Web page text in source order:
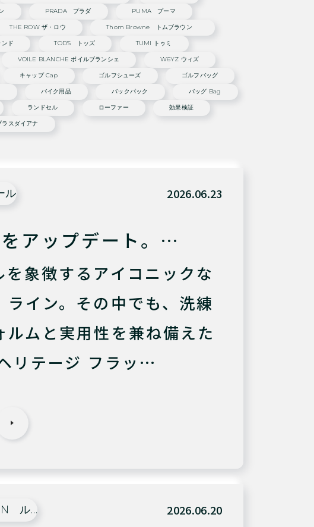
PRADA プラダ PUMA プーマ
THE ROW ザ・ロウ Thom Browne トムブラウン
ド TOD'S トッズ TUMI トゥミ
VOILE BLANCHE ボイルブランシェ W6YZ ウィズ
キャップ Cap ゴルフシューズ ゴルフバッグ
バイク用品 バックパック バッグ Bag
ランドセル ローファー 効果検証
スダイアナ
ル 2026.06.23
アップデート。…
を象徴するアイコニックな
ライン。その中でも、洗練
ルムと実用性を兼ね備えた
リテージ フラッ…
ル… 2026.06.20